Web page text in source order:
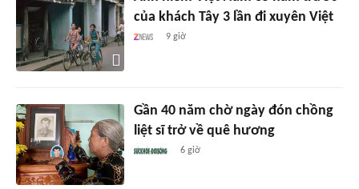
của khách Tây 3 lần đi xuyên Việt
9 giờ
Gần 40 năm chờ ngày đón chồng
liệt sĩ trở về quê hương
6 giờ